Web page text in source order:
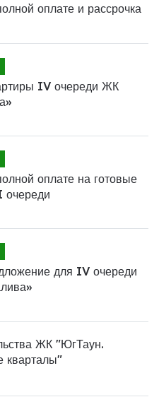
оплате и рассрочка
IV очереди ЖК
оплате на готовые
для IV очереди
ЖК "ЮгТаун.
кварталы"